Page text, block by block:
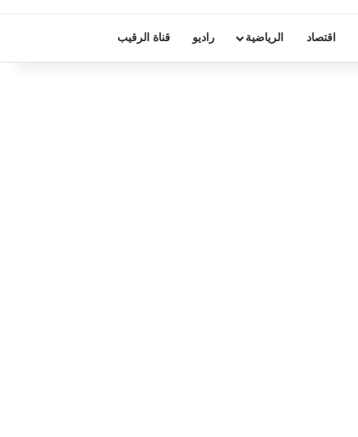
اقتصاد الرياضية راديو قناة الرقيب